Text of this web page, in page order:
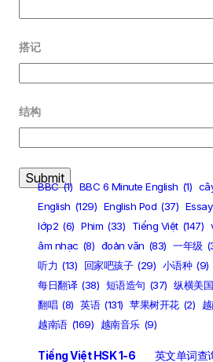
搭记
结构
BBC (1) BBC 6 Minute English (1)
English (129) English Pod (37) Essay
lớp2 (6) Phim (33) Tiếng Việt (147)
âm nhạc (8) đoản văn (83) 一年级
听力 (13) 回家吧孩子 (29) 小语种 (9)
每日翻译 (38) 短语造句 (37) 纵横美国
翻唱 (8) 英语 (131) 苹果树开花 (2)
越南语 (169) 越南音乐 (9)
Tiếng Việt HSK 1-6 英文单词查